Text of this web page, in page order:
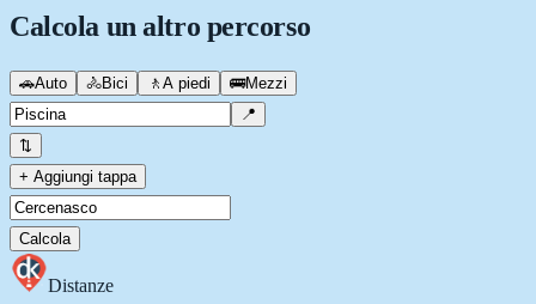
Calcola un altro percorso
🚗Auto 🚴Bici 🚶 A piedi 🚌Mezzi
📍
⇅
+ Aggiungi tappa
Calcola
Distanze